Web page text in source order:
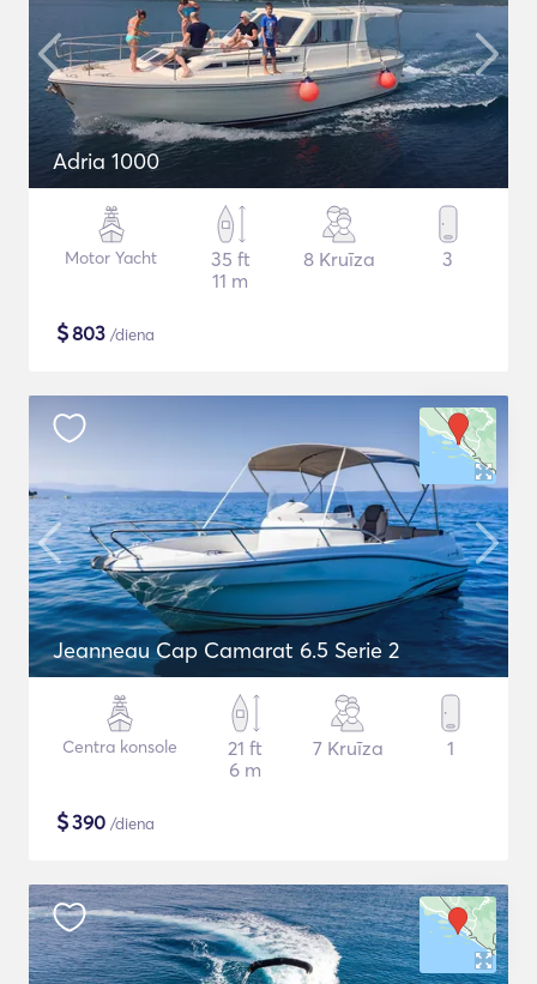
Adria 1000
Motor Yacht
35 ft
11 m
8 Kruīza 3
$803 /diena
Jeanneau Cap Camarat 6.5 Serie 2
Centra konsole
21 ft
6 m
7 Kruīza 1
$390 /diena